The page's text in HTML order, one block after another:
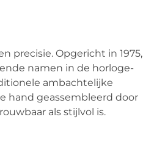
precisie. Opgericht in 1975,
namen in de horloge-
ambachtelijke
hand geassembleerd door
als stijlvol is.